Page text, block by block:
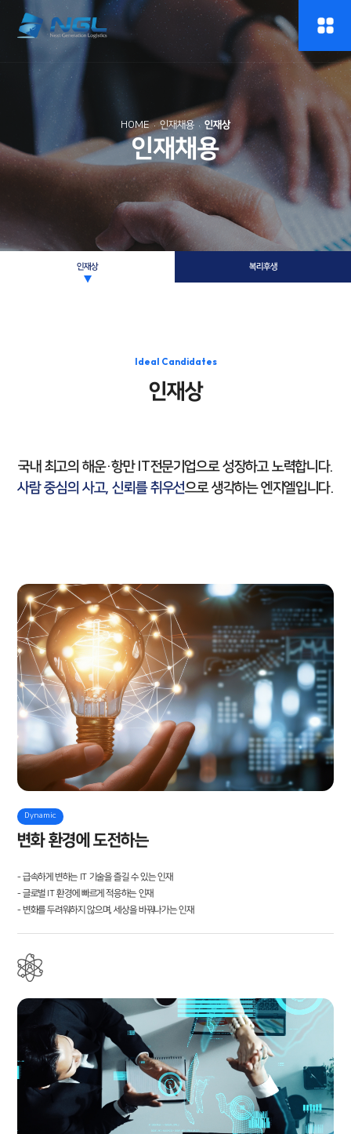
HOME 인재채용 인재상
인재채용
인재상 복리후생
Ideal Candidates
인재상
국내 최고의 해운·항만 IT전문기업으로 성장하고 노력합니다.
사람 중심의 사고, 신뢰를 취우선으로 생각하는 엔지엘입니다.
Dynamic
변화 환경에 도전하는 人
- 급속하게 변하는 IT 기술을 즐길 수 있는 인재
- 글로벌 IT 환경에 빠르게 적응하는 인재
- 변화를 두려워하지 않으며, 세상을 바꿔나가는 인재